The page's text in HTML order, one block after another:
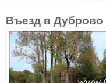
Въезд в Дуброво